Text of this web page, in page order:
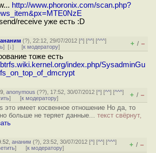
http://www.phoronix.com/scan.php?
receive уже есть :D
,ананим (?), 22:12, 29/07/2012 [^] [^^] [^^^]
] [↓] [к модератору] + / –
тоже есть
index.php/SysadminGu
,anonymous (??), 17:52, 30/07/2012 [^] [^^] [^^^]
] [к модератору] + / –
это имеет косвенное отношение Но да, то
больше не теряет данные... текст свёрнут,
,ананим (?), 23:52, 30/07/2012 [^] [^^] [^^^]
] [к модератору] + / –